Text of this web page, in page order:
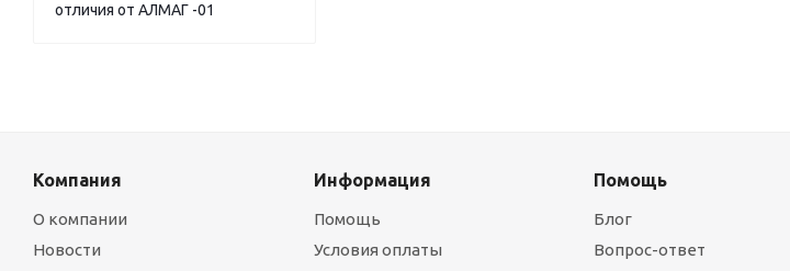
отличия от АЛМАГ -01
Компания
О компании
Новости
Информация
Помощь
Условия оплаты
Помощь
Блог
Вопрос-ответ